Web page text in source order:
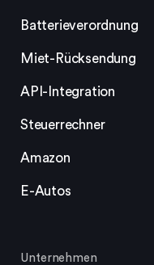
Batterieverordnung
Miet-Rücksendung
API-Integration
Steuerrechner
Amazon
E-Autos
Unternehmen